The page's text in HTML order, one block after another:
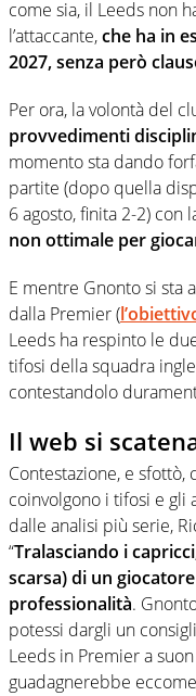
come sia, il Leeds non
l’attaccante,che ha in
2027, senza però
Per ora, la volontà del
provvedimenti
momento sta dando
partite (dopo quella
6 agosto, finita 2-2) con
non ottimale per
E mentre Gnonto si sta
dalla Premier (
Leeds ha respinto le
tifosi della squadra
contestandolo
Il web si
Contestazione, e
coinvolgono i tifosi e gli
dalle analisi più serie,
“Tralasciando i
scarsa) di un
professionalità.
potessi dargli un
Leeds in Premier a
guadagnerebbe